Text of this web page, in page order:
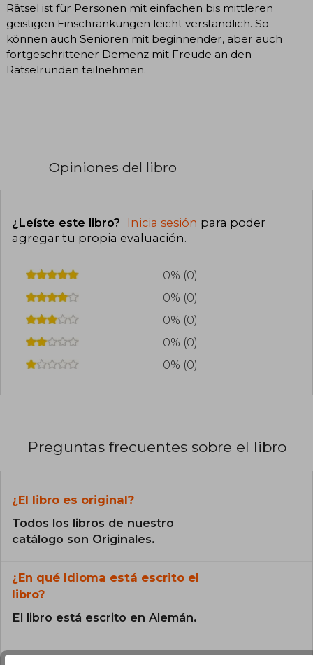
Rätsel ist für Personen mit einfachen bis mittleren
geistigen Einschränkungen leicht verständlich. So
können auch Senioren mit beginnender, aber auch
fortgeschrittener Demenz mit Freude an den
Rätselrunden teilnehmen.
Opiniones del libro
¿Leíste este libro? Inicia sesión para poder
agregar tu propia evaluación.
0% (0)
0% (0)
0% (0)
0% (0)
0% (0)
Preguntas frecuentes sobre el libro
¿El libro es original?
Todos los libros de nuestro
catálogo son Originales.
¿En qué Idioma está escrito el
libro?
El libro está escrito en Alemán.